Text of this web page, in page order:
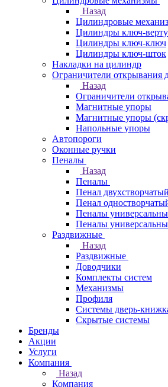
Назад
Цилиндровые
Цилиндры ключ-
Цилиндры ключ-ключ
Цилиндры ключ-шток
Накладки на цилиндр
Ограничители открывания
Назад
Ограничители
Магнитные упоры
Магнитные упоры
Напольные упоры
Автопороги
Оконные ручки
Пеналы
Назад
Пеналы
Пенал
Пенал
Пеналы
Пеналы
Раздвижные
Назад
Раздвижные
Доводчики
Комплекты систем
Механизмы
Профиля
Системы дверь-
Скрытые системы
Бренды
Акции
Услуги
Компания
Назад
Компания